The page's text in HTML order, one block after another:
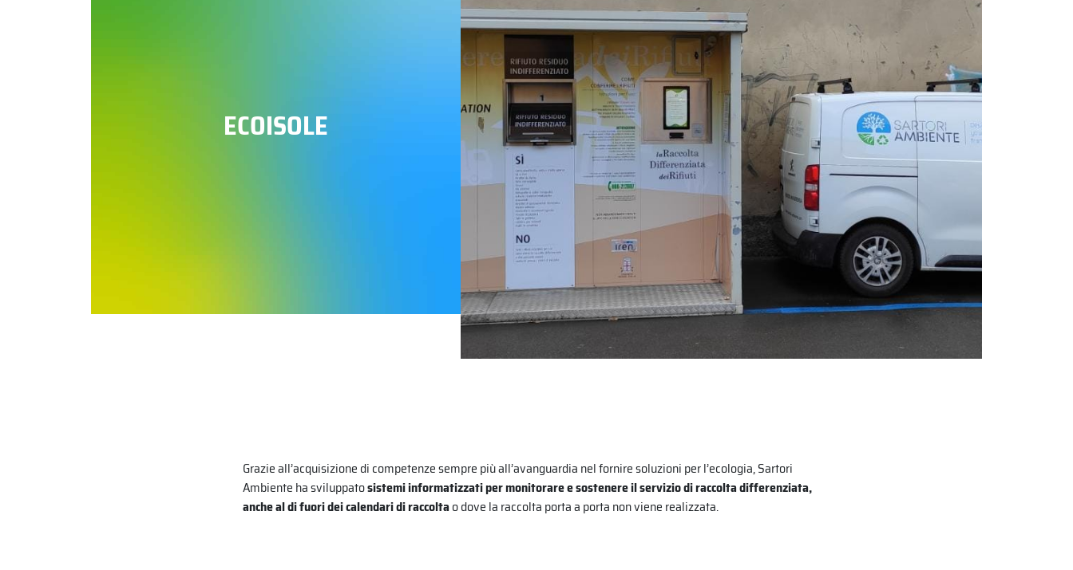
ECOISOLE
Grazie all’acquisizione di competenze sempre più all’avanguardia nel fornire soluzioni per l’ecologia, Sartori
Ambiente ha sviluppatosistemi informatizzati per monitorare e sostenere il servizio di raccolta differenziata,
anche al di fuori dei calendari di raccoltao dove la raccolta porta a porta non viene realizzata.